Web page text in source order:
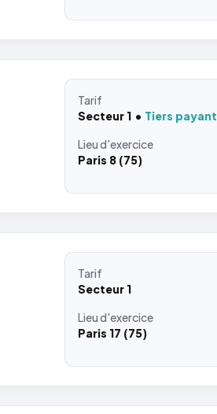
Tarif
Secteur 1
Tiers payant
Lieud'exercice
Paris 8 (75)
Tarif
Secteur 1
Lieud'exercice
Paris 17 (75)